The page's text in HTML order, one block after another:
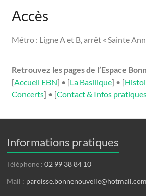
Accès
Métro : Ligne A et B, arrêt « Sainte
Retrouvez les pages de l’Espace
[Accueil EBN] • [La Basilique] • [
Concerts] • [Contact & Infos
Informations pratiques
Téléphone :02 99 38 84 10
Mail : paroisse.bonnenouvelle@hotmail.com